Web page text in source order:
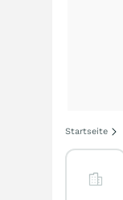
Startseite